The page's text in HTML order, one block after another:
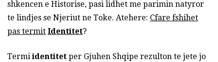
shkencen e Historise, pasi lidhet me parimin natyror
te lindjes se Njeriut ne Toke. Atehere: Cfare fshihet
pas termit Identitet?
Termiidentitet per Gjuhen Shqipe rezulton te jete jo